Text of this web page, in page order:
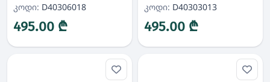
კოდი: D40306018
495.00 ₾
კოდი: D40303013
495.00 ₾